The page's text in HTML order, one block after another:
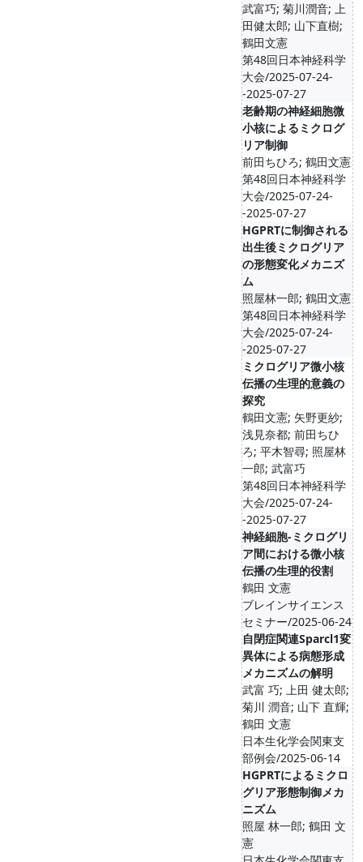
武富巧; 菊川潤音; 上
田健太郎; 山下直樹;
鶴田文憲
第48回日本神経科学
大会/2025-07-24-
-2025-07-27
老齢期の神経細胞微
小核によるミクログ
リア制御
前田ちひろ; 鶴田文憲
第48回日本神経科学
大会/2025-07-24-
-2025-07-27
HGPRTに制御される
出生後ミクログリア
の形態変化メカニズ
ム
照屋林一郎; 鶴田文憲
第48回日本神経科学
大会/2025-07-24-
-2025-07-27
ミクログリア微小核
伝播の生理的意義の
探究
鶴田文憲; 矢野更紗;
浅見奈都; 前田ちひ
ろ; 平木智尋; 照屋林
一郎; 武富巧
第48回日本神経科学
大会/2025-07-24-
-2025-07-27
神経細胞-ミクログリ
ア間における微小核
伝播の生理的役割
鶴田 文憲
ブレインサイエンス
セミナー/2025-06-24
自閉症関連Sparcl1変
異体による病態形成
メカニズムの解明
武富 巧; 上田 健太郎;
菊川 潤音; 山下 直輝;
鶴田 文憲
日本生化学会関東支
部例会/2025-06-14
HGPRTによるミクロ
グリア形態制御メカ
ニズム
照屋 林一郎; 鶴田 文
憲